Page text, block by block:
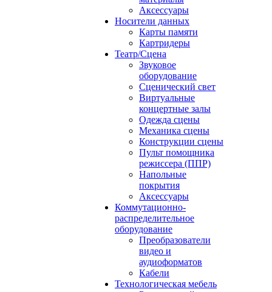
Аксессуары
Носители данных
Карты памяти
Картридеры
Театр/Сцена
Звуковое
оборудование
Сценический свет
Виртуальные
концертные залы
Одежда сцены
Механика сцены
Конструкции сцены
Пульт помощника
режиссера (ППР)
Напольные
покрытия
Аксессуары
Коммутационно-
распределительное
оборудование
Преобразователи
видео и
аудиоформатов
Кабели
Технологическая мебель